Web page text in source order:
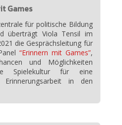
Games
für politische Bildung
überträgt Viola Tensil im
die Gesprächsleitung für
“Erinnern mit Games”,
und Möglichkeiten
Spielekultur für eine
Erinnerungsarbeit in den